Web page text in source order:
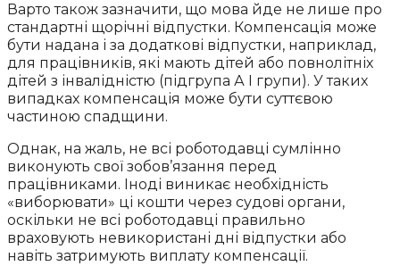
Варто також зазначити, що мова йде не лише про
стандартні щорічні відпустки. Компенсація може
бути надана і за додаткові відпустки, наприклад,
для працівників, які мають дітей або повнолітніх
дітей з інвалідністю (підгрупа А I групи). У таких
випадках компенсація може бути суттєвою
частиною спадщини.
Однак, на жаль, не всі роботодавці сумлінно
виконують свої зобов’язання перед
працівниками. Іноді виникає необхідність
«виборювати» ці кошти через судові органи,
оскільки не всі роботодавці правильно
враховують невикористані дні відпустки або
навіть затримують виплату компенсації.